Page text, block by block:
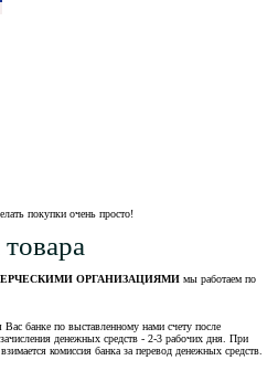
покупки очень просто!
ОРГАНИЗАЦИЯМИ мы работаем по
банке по выставленному нами счету после
денежных средств - 2-3 рабочих дня. При
комиссия банка за перевод денежных средств.